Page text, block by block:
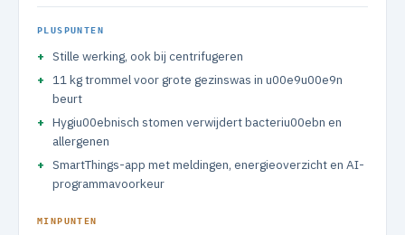
PLUSPUNTEN
Stille werking, ook bij centrifugeren
11 kg trommel voor grote gezinswas in u00e9u00e9n
beurt
Hygiu00ebnisch stomen verwijdert bacteriu00ebn en
allergenen
SmartThings-app met meldingen, energieoverzicht en AI-
programmavoorkeur
MINPUNTEN